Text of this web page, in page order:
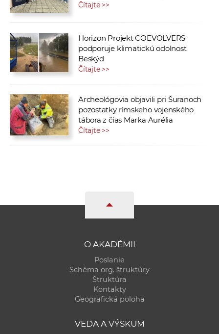
Čítajte >>
Horizon Projekt COEVOLVERS
podporuje klimatickú odolnosť
Beskýd
Čítajte >>
Archeológovia objavili pri Šuranoch
pozostatky rímskeho vojenského
tábora z čias Marka Aurélia
Čítajte >>
O AKADÉMII
Poslanie
Schéma org. štruktúry
Štruktúra
Kontakty
Geografická poloha
VEDA A VÝSKUM